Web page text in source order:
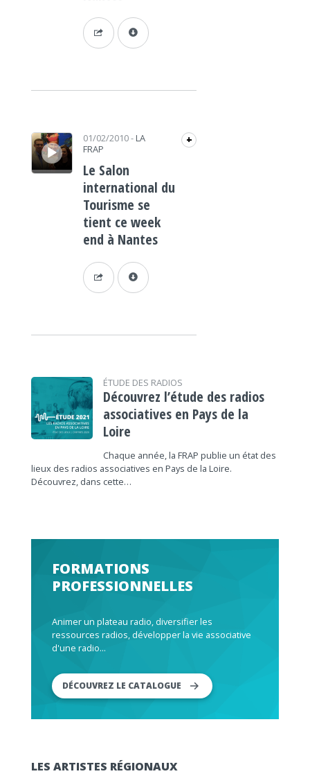
Lecteur audio 01/02/2010- LA
FRAP
+
Le Salon
international du
Tourisme se
tient ce week
end à Nantes
ÉTUDE DES RADIOS
Découvrez l’étude des radios
associatives en Pays de la
Loire
Chaque année, la FRAP publie un état des
lieux des radios associatives en Pays de la Loire.
Découvrez, dans cette…
FORMATIONS
PROFESSIONNELLES
Animer un plateau radio, diversifier les
ressources radios, développer la vie associative
d'une radio...
DÉCOUVREZ LE CATALOGUE
LES ARTISTES RÉGIONAUX